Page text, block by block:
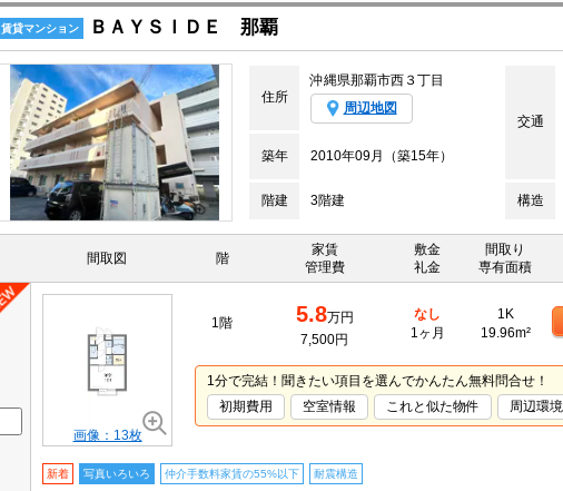
賃貸マンション ＢＡＹＳＩＤＥ 那覇
住所
沖縄県那覇市西３丁目
周辺地図
交通
築年 2010年09月（築15年）
階建 3階建 構造
間取図 階
家賃
管理費
敷金
礼金
間取り
専有面積
画像：13枚
1階 5.8万円
7,500円
なし
1ヶ月
1K
19.96m²
1分で完結！聞きたい項目を選んでかんたん無料問合せ！
初期費用
空室情報 これと似た物件 周辺環境
新着 写真いろいろ 仲介手数料家賃の55%以下 耐震構造